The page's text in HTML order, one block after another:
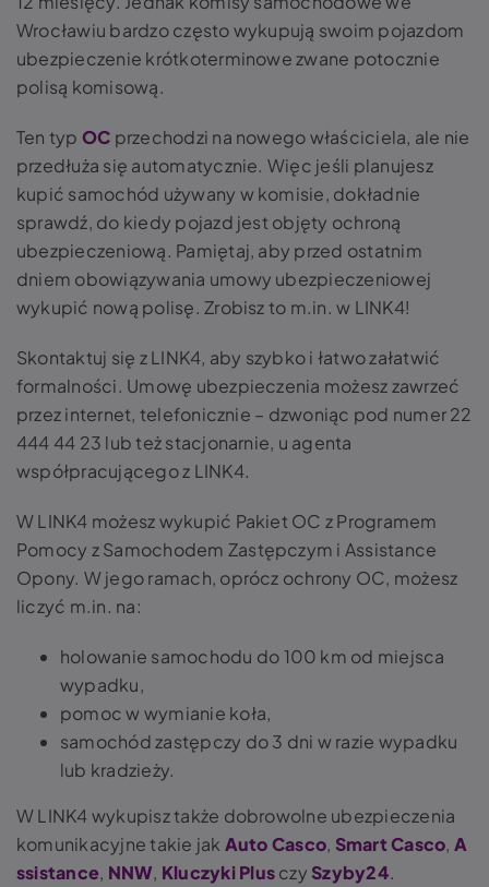
Wrocławiu bardzo często wykupują swoim pojazdom
ubezpieczenie krótkoterminowe zwane potocznie
polisą komisową.
Ten typ OC przechodzi na nowego właściciela, ale nie
przedłuża się automatycznie. Więc jeśli planujesz
kupić samochód używany w komisie, dokładnie
sprawdź, do kiedy pojazd jest objęty ochroną
ubezpieczeniową. Pamiętaj, aby przed ostatnim
dniem obowiązywania umowy ubezpieczeniowej
wykupić nową polisę. Zrobisz to m.in. w LINK4!
Skontaktuj się z LINK4, aby szybko i łatwo załatwić
formalności. Umowę ubezpieczenia możesz zawrzeć
przez internet, telefonicznie – dzwoniąc pod numer 22
444 44 23 lub też stacjonarnie, u agenta
współpracującego z LINK4.
W LINK4 możesz wykupić Pakiet OC z Programem
Pomocy z Samochodem Zastępczym i Assistance
Opony. W jego ramach, oprócz ochrony OC, możesz
liczyć m.in. na:
holowanie samochodu do 100 km od miejsca
wypadku,
pomoc w wymianie koła,
samochód zastępczy do 3 dni w razie wypadku
lub kradzieży.
W LINK4 wykupisz także dobrowolne ubezpieczenia
komunikacyjne takie jak Auto Casco, Smart Casco, A
ssistance, NNW, Kluczyki Plusczy Szyby24.